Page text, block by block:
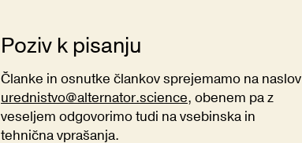
Poziv k pisanju
Članke in osnutke člankov sprejemamo na naslov
urednistvo@alternator.science, obenem pa z
veseljem odgovorimo tudi na vsebinska in
tehnična vprašanja.